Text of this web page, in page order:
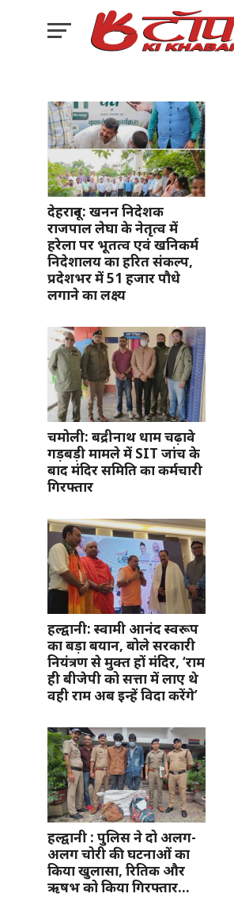
देहरादून: खनन निदेशक
राजपाल लेघा के नेतृत्व में
हरेला पर भूतत्व एवं खनिकर्म
निदेशालय का हरित संकल्प,
प्रदेशभर में 51 हजार पौधे
लगाने का लक्ष्य
चमोली: बद्रीनाथ धाम चढ़ावे
गड़बड़ी मामले में SIT जांच के
बाद मंदिर समिति का कर्मचारी
गिरफ्तार
हल्द्वानी: स्वामी आनंद स्वरूप
का बड़ा बयान, बोले सरकारी
नियंत्रण से मुक्त हों मंदिर, ‘राम
ही बीजेपी को सत्ता में लाए थे
वही राम अब इन्हें विदा करेंगे’
हल्द्वानी : पुलिस ने दो अलग-
अलग चोरी की घटनाओं का
किया खुलासा, रितिक और
ऋषभ को किया गिरफ्तार…